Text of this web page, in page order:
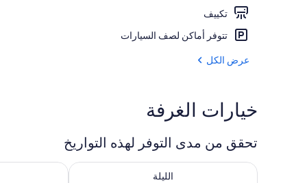
تكييف
تتوفر أماكن لصف السيارات
عرض الكل
خيارات الغرفة
تحقق من مدى التوفر لهذه التواريخ
الليلة
تحقق من مدى التوفر لليلة للفترة أغسطس 6 - أغسطس 7تحقق من مدى